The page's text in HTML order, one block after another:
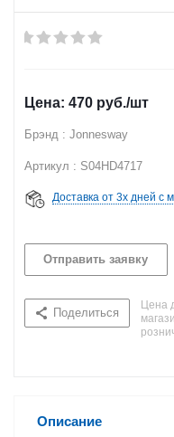
470 руб./шт
Брэнд : Jonnesway
Артикул : S04HD4717
Доставка от 3х дней с
Отправить заявку
Поделиться
Цена
Описание